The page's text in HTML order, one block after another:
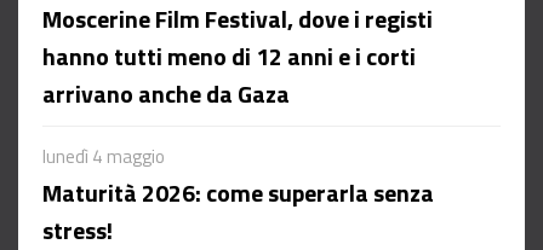
Moscerine Film Festival, dove i registi
hanno tutti meno di 12 anni e i corti
arrivano anche da Gaza
lunedì 4 maggio
Maturità 2026: come superarla senza
stress!